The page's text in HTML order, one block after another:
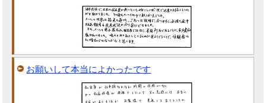
お願いして本当によかったです